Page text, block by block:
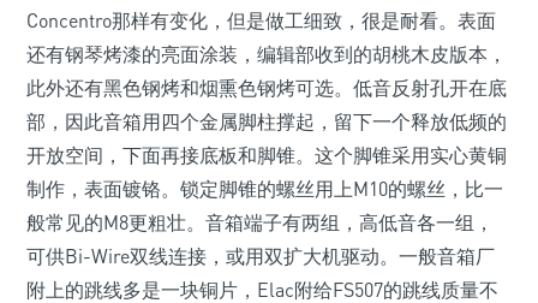
Concentro那样有变化，但是做工细致，很是耐看。表面
还有钢琴烤漆的亮面涂装，编辑部收到的胡桃木皮版本，
此外还有黑色钢烤和烟熏色钢烤可选。低音反射孔开在底
部，因此音箱用四个金属脚柱撑起，留下一个释放低频的
开放空间，下面再接底板和脚锥。这个脚锥采用实心黄铜
制作，表面镀铬。锁定脚锥的螺丝用上M10的螺丝，比一
般常见的M8更粗壮。音箱端子有两组，高低音各一组，
可供Bi-Wire双线连接，或用双扩大机驱动。一般音箱厂
附上的跳线多是一块铜片，Elac附给FS507的跳线质量不